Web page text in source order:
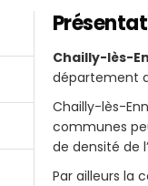
Chailly-lès-
département
Chailly-lès-
communes
de densité de
Par ailleurs la